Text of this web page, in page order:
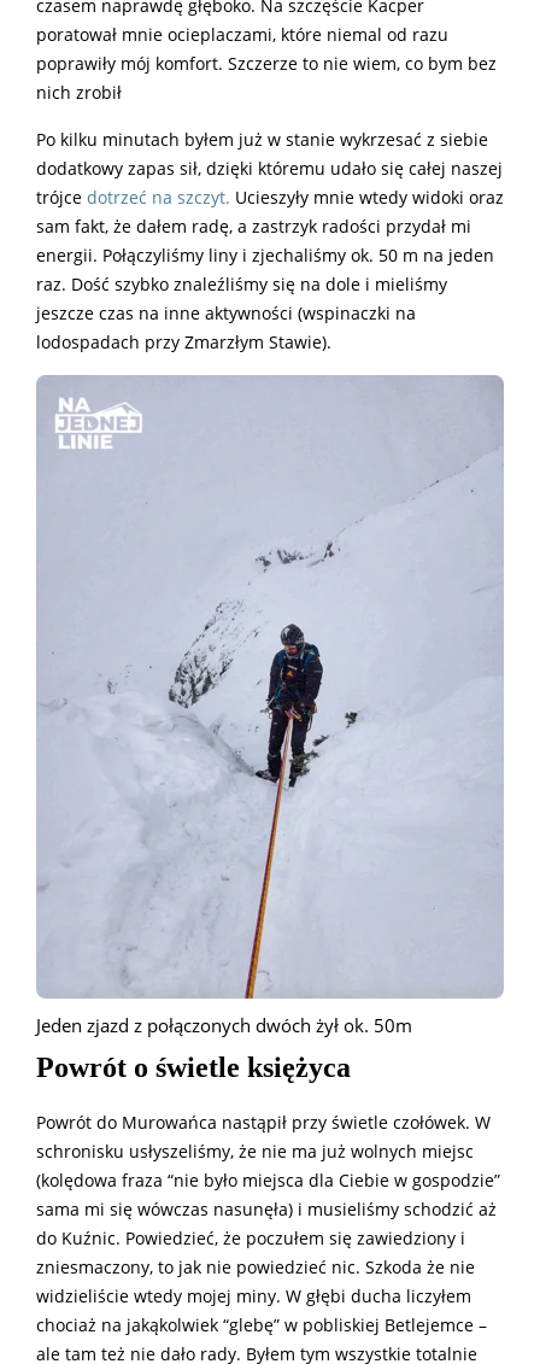
czasem naprawdę głęboko. Na szczęście Kacper
poratował mnie ocieplaczami, które niemal od razu
poprawiły mój komfort. Szczerze to nie wiem, co bym bez
nich zrobił
Po kilku minutach byłem już w stanie wykrzesać z siebie
dodatkowy zapas sił, dzięki któremu udało się całej naszej
trójce dotrzeć na szczyt. Ucieszyły mnie wtedy widoki oraz
sam fakt, że dałem radę, a zastrzyk radości przydał mi
energii. Połączyliśmy liny i zjechaliśmy ok. 50 m na jeden
raz. Dość szybko znaleźliśmy się na dole i mieliśmy
jeszcze czas na inne aktywności (wspinaczki na
lodospadach przy Zmarzłym Stawie).
Jeden zjazd z połączonych dwóch żył ok. 50m
Powrót o świetle księżyca
Powrót do Murowańca nastąpił przy świetle czołówek. W
schronisku usłyszeliśmy, że nie ma już wolnych miejsc
(kolędowa fraza “nie było miejsca dla Ciebie w gospodzie”
sama mi się wówczas nasunęła) i musieliśmy schodzić aż
do Kuźnic. Powiedzieć, że poczułem się zawiedziony i
zniesmaczony, to jak nie powiedzieć nic. Szkoda że nie
widzieliście wtedy mojej miny. W głębi ducha liczyłem
chociaż na jakąkolwiek “glebę” w pobliskiej Betlejemce –
ale tam też nie dało rady. Byłem tym wszystkie totalnie